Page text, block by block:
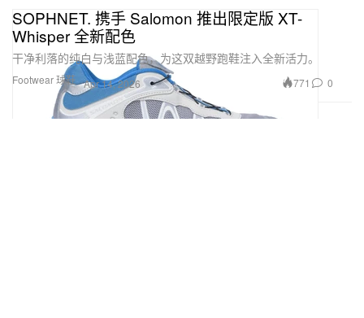
Footwear 球鞋
SOPHNET. 携手 Salomon 推出限定版 XT-
Whisper 全新配色
干净利落的纯白与浅蓝配色，为这双越野跑鞋注入全新活力。
Apr 14, 2026 771 0